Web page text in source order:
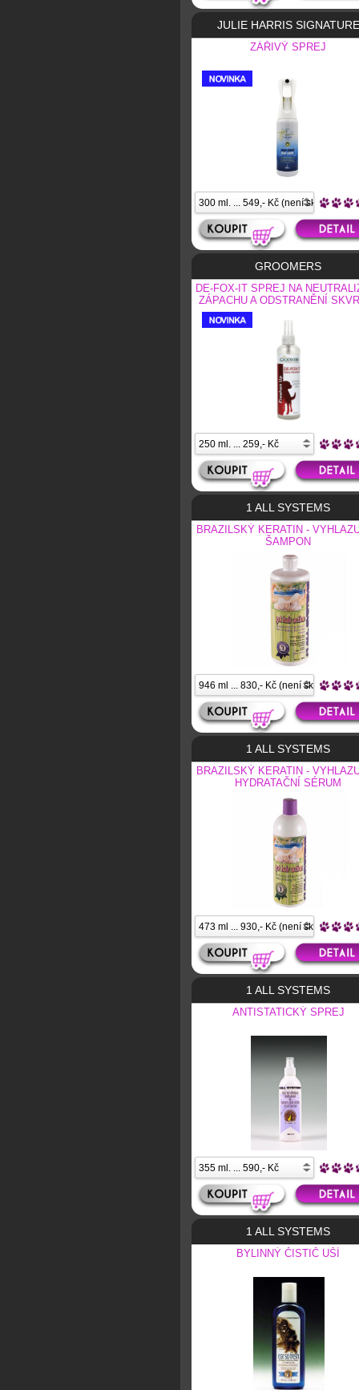
JULIE HARRIS SIGNATURE
ZÁŘIVÝ SPREJ
GROOMERS
DE-FOX-IT SPREJ NA
ZÁPACHU A ODSTRANĚNÍ
1 ALL SYSTEMS
BRAZILSKÝ KERATIN -
ŠAMPON
1 ALL SYSTEMS
BRAZILSKÝ KERATIN -
HYDRATAČNÍ SÉRUM
1 ALL SYSTEMS
ANTISTATICKÝ SPREJ
1 ALL SYSTEMS
BYLINNÝ ČISTIČ UŠÍ